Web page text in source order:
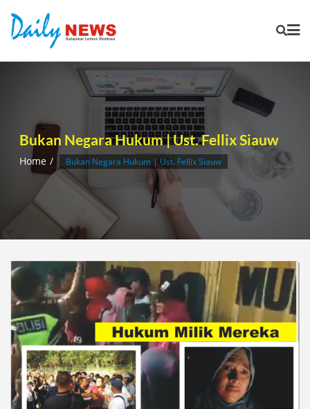
content
Bukan Negara Hukum | Ust. Fellix Siauw
Home Bukan Negara Hukum | Ust. Fellix Siauw